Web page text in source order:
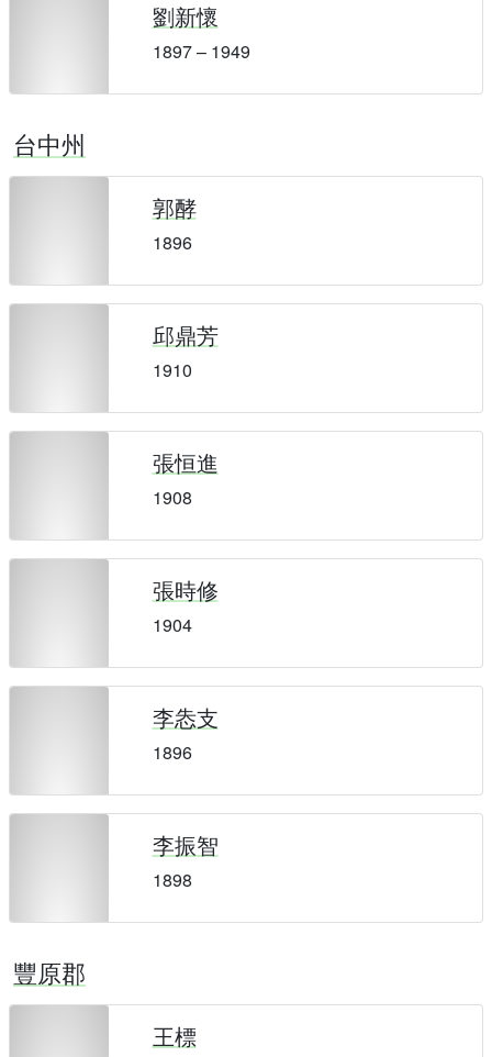
劉新懷
1897 – 1949
台中州
郭酵
1896
邱鼎芳
1910
張恒進
1908
張時修
1904
李怣支
1896
李振智
1898
豐原郡
王標